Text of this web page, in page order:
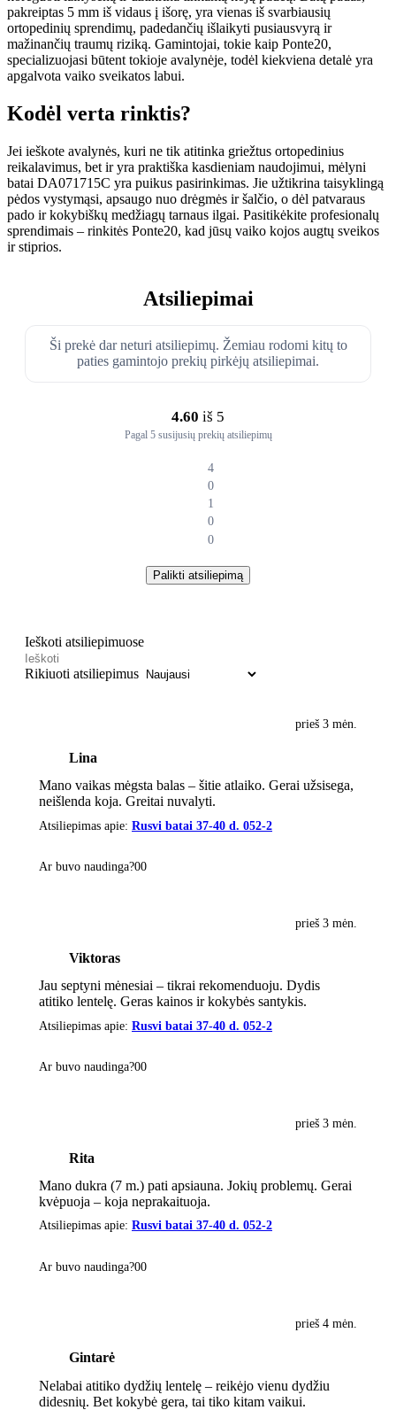
pakreiptas 5 mm iš vidaus į išorę, yra vienas iš svarbiausių
ortopedinių sprendimų, padedančių išlaikyti pusiausvyrą ir
mažinančių traumų riziką. Gamintojai, tokie kaip Ponte20,
specializuojasi būtent tokioje avalynėje, todėl kiekviena detalė yra
apgalvota vaiko sveikatos labui.
Kodėl verta rinktis?
Jei ieškote avalynės, kuri ne tik atitinka griežtus ortopedinius
reikalavimus, bet ir yra praktiška kasdieniam naudojimui, mėlyni
batai DA071715C yra puikus pasirinkimas. Jie užtikrina taisyklingą
pėdos vystymąsi, apsaugo nuo drėgmės ir šalčio, o dėl patvaraus
pado ir kokybiškų medžiagų tarnaus ilgai. Pasitikėkite profesionalų
sprendimais – rinkitės Ponte20, kad jūsų vaiko kojos augtų sveikos
ir stiprios.
Atsiliepimai
Ši prekė dar neturi atsiliepimų. Žemiau rodomi kitų to
paties gamintojo prekių pirkėjų atsiliepimai.
4.60 iš 5
Pagal 5 susijusių prekių atsiliepimų
4
0
1
0
0
Palikti atsiliepimą
Ieškoti atsiliepimuose
Rikiuoti atsiliepimus
prieš 3 mėn.
Lina
Mano vaikas mėgsta balas – šitie atlaiko. Gerai užsisega,
neišlenda koja. Greitai nuvalyti.
Atsiliepimas apie: Rusvi batai 37-40 d. 052-2
Ar buvo naudinga?00
prieš 3 mėn.
Viktoras
Jau septyni mėnesiai – tikrai rekomenduoju. Dydis
atitiko lentelę. Geras kainos ir kokybės santykis.
Atsiliepimas apie: Rusvi batai 37-40 d. 052-2
Ar buvo naudinga?00
prieš 3 mėn.
Rita
Mano dukra (7 m.) pati apsiauna. Jokių problemų. Gerai
kvėpuoja – koja neprakaituoja.
Atsiliepimas apie: Rusvi batai 37-40 d. 052-2
Ar buvo naudinga?00
prieš 4 mėn.
Gintarė
Nelabai atitiko dydžių lentelę – reikėjo vienu dydžiu
didesnių. Bet kokybė gera, tai tiko kitam vaikui.